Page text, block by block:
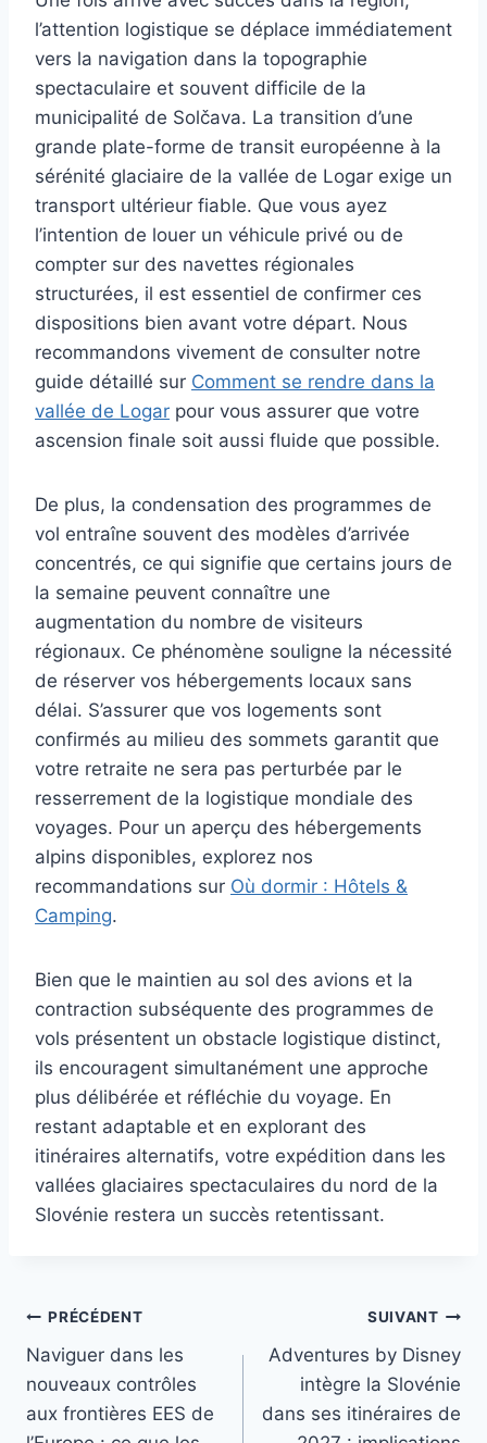
l’attention logistique se déplace immédiatement
vers la navigation dans la topographie
spectaculaire et souvent difficile de la
municipalité de Solčava. La transition d’une
grande plate-forme de transit européenne à la
sérénité glaciaire de la vallée de Logar exige un
transport ultérieur fiable. Que vous ayez
l’intention de louer un véhicule privé ou de
compter sur des navettes régionales
structurées, il est essentiel de confirmer ces
dispositions bien avant votre départ. Nous
recommandons vivement de consulter notre
guide détaillé sur Comment se rendre dans la
vallée de Logar pour vous assurer que votre
ascension finale soit aussi fluide que possible.
De plus, la condensation des programmes de
vol entraîne souvent des modèles d’arrivée
concentrés, ce qui signifie que certains jours de
la semaine peuvent connaître une
augmentation du nombre de visiteurs
régionaux. Ce phénomène souligne la nécessité
de réserver vos hébergements locaux sans
délai. S’assurer que vos logements sont
confirmés au milieu des sommets garantit que
votre retraite ne sera pas perturbée par le
resserrement de la logistique mondiale des
voyages. Pour un aperçu des hébergements
alpins disponibles, explorez nos
recommandations sur Où dormir : Hôtels &
Camping.
Bien que le maintien au sol des avions et la
contraction subséquente des programmes de
vols présentent un obstacle logistique distinct,
ils encouragent simultanément une approche
plus délibérée et réfléchie du voyage. En
restant adaptable et en explorant des
itinéraires alternatifs, votre expédition dans les
vallées glaciaires spectaculaires du nord de la
Slovénie restera un succès retentissant.
Navigation
de
l’article
PRÉCÉDENT
Naviguer dans les
nouveaux contrôles
aux frontières EES de
SUIVANT
Adventures by Disney
intègre la Slovénie
dans ses itinéraires de